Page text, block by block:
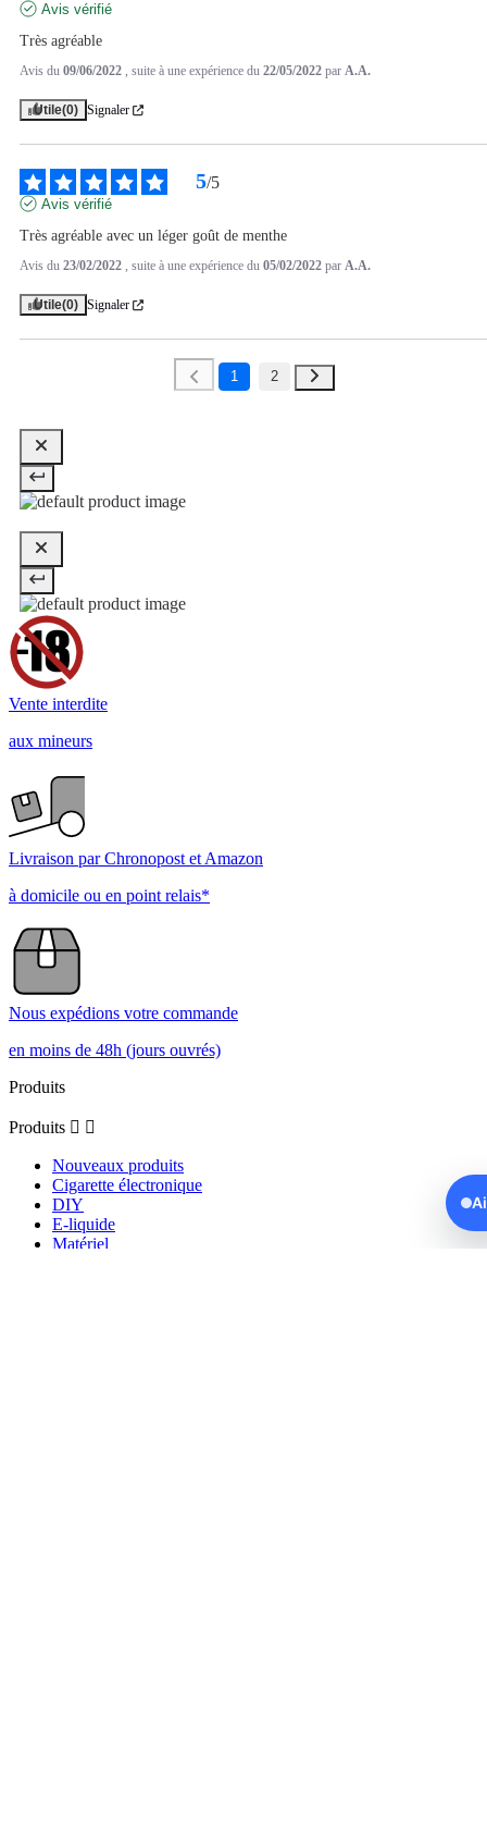
Avis vérifié
Très agréable
Avis du 09/06/2022 , suite à une expérience du 22/05/2022 par A.A.
Utile(0) Signaler
5/5
Avis vérifié
Très agréable avec un léger goût de menthe
Avis du 23/02/2022 , suite à une expérience du 05/02/2022 par A.A.
Utile(0) Signaler
1 2
Vente interdite
aux mineurs
Livraison par Chronopost et Amazon
à domicile ou en point relais*
Nous expédions votre commande
en moins de 48h (jours ouvrés)
Produits
Produits  
Nouveaux produits
Cigarette électronique
DIY
E-liquide
Matériel